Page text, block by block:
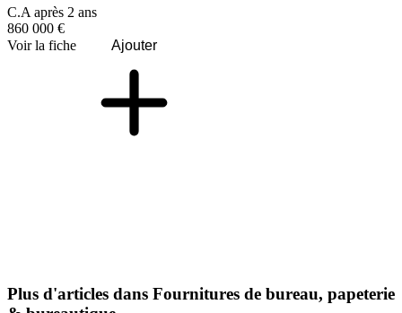
C.A après 2 ans
860 000 €
Voir la fiche
Ajouter
Plus d'articles dans Fournitures de bureau, papeterie